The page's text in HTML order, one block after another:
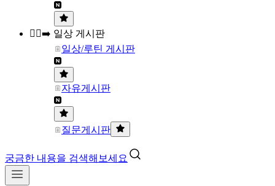
🏃‍♀️‍➡️ 일상 게시판
일상/루틴 게시판
자유게시판
질문게시판
궁금한 내용을 검색해보세요